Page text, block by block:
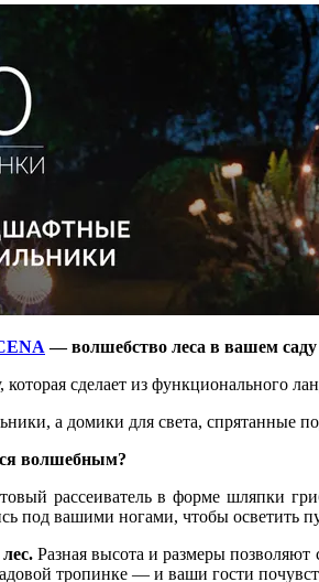
— волшебство леса в вашем саду
сделает из функционального
а домики для света, спрятанные
волшебным?
рассеиватель в форме шляпки
под вашими ногами, чтобы осветить
Разная высота и размеры позволяют
тропинке — и ваши гости